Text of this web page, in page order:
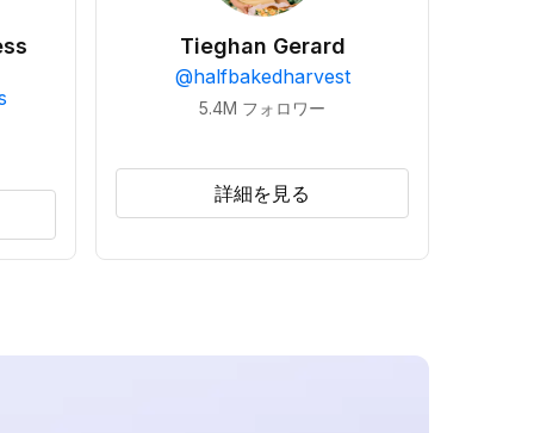
Tieghan Gerard
@halfbakedharvest
5.4M フォロワー
詳細を見る